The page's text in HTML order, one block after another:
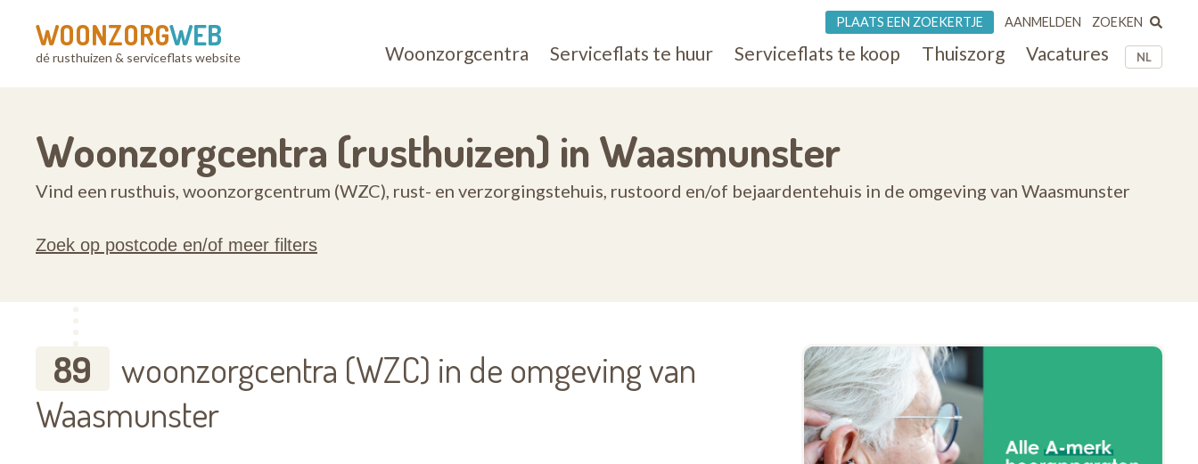
WOONZORGWEB
dé rusthuizen & serviceflats website NL
Woonzorgcentra Serviceflats te huur Serviceflats te koop Thuiszorg Vacatures
PLAATS EEN ZOEKERTJE AANMELDEN ZOEKEN
Woonzorgcentra (rusthuizen) in Waasmunster
Vind een rusthuis, woonzorgcentrum (WZC), rust- en verzorgingstehuis, rustoord en/of bejaardentehuis in de omgeving van Waasmunster
Zoek op postcode en/of meer filters
89
woonzorgcentra (WZC) in de omgeving van
Waasmunster